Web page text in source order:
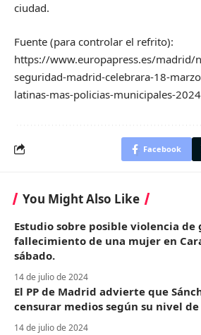
ciudad.
Fuente (para controlar el refrito):
https://www.europapress.es/madrid/
seguridad-madrid-celebrara-18-
latinas-mas-policias-municipales-
Facebook
You Might Also Like
Estudio sobre posible violencia de
fallecimiento de una mujer en
sábado.
14 de julio de 2024
El PP de Madrid advierte que
censurar medios según su nivel
14 de julio de 2024